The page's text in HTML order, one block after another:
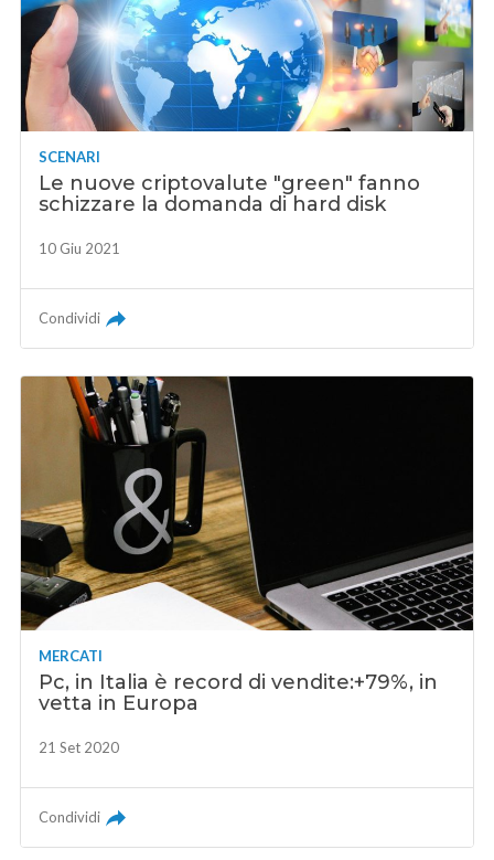
SCENARI
Le nuove criptovalute "green" fanno
schizzare la domanda di hard disk
10 Giu 2021
Condividi
MERCATI
Pc, in Italia è record di vendite:+79%, in
vetta in Europa
21 Set 2020
Condividi